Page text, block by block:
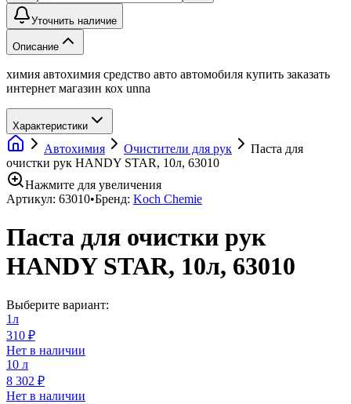
Уточнить наличие
Описание
химия автохимия средство авто автомобиля купить заказать
интернет магазин кох unna
Характеристики
Автохимия Очистители для рук
Паста для
очистки рук HANDY STAR, 10л, 63010
Нажмите для увеличения
Артикул: 63010•Бренд: Koch Chemie
Паста для очистки рук
HANDY STAR, 10л, 63010
Выберите вариант:
1л
310 ₽
Нет в наличии
10 л
8 302 ₽
Нет в наличии